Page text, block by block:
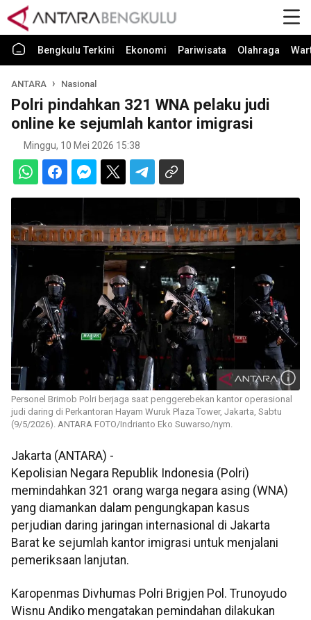
Bengkulu Terkini Ekonomi Pariwisata Olahraga
ANTARA Nasional
Polri pindahkan 321 WNA pelaku judi
online ke sejumlah kantor imigrasi
Minggu, 10 Mei 2026 15:38
Personel Brimob Polri berjaga saat penggerebekan kantor operasional
judi daring di Perkantoran Hayam Wuruk Plaza Tower, Jakarta, Sabtu
(9/5/2026). ANTARA FOTO/Indrianto Eko Suwarso/nym.
Jakarta (ANTARA) -
Kepolisian Negara Republik Indonesia (Polri)
memindahkan 321 orang warga negara asing (WNA)
yang diamankan dalam pengungkapan kasus
perjudian daring jaringan internasional di Jakarta
Barat ke sejumlah kantor imigrasi untuk menjalani
pemeriksaan lanjutan.
Karopenmas Divhumas Polri Brigjen Pol. Trunoyudo
Wisnu Andiko mengatakan pemindahan dilakukan